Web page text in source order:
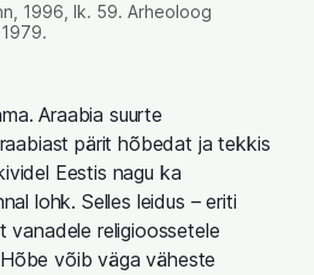
1996, lk. 59. Arheoloog
Araabia suurte
pärit hõbedat ja tekkis
Eestis nagu ka
lohk. Selles leidus – eriti
vanadele religioossetele
võib väga väheste